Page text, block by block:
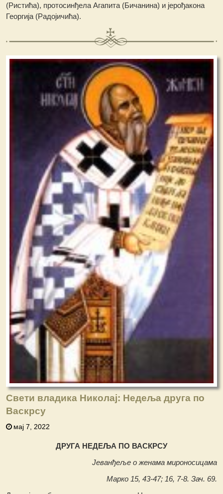
(Ристића), протосинђела Агапита (Бичанина) и јерођакона
Георгија (Радојичића).
Свети владика Николај: Недеља друга по
Васкрсу
мај 7, 2022
ДРУГА НЕДЕЉА ПО ВАСКРСУ
Јеванђеље о женама мироносицама
Марко 15, 43-47; 16, 7-8. Зач. 69.